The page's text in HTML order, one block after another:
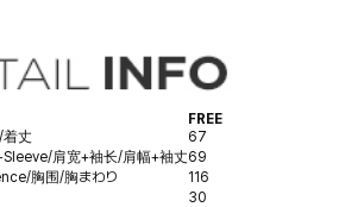
FREE
丈
67
肩宽+袖长/肩幅+袖丈69
胸围/胸まわり
116
30